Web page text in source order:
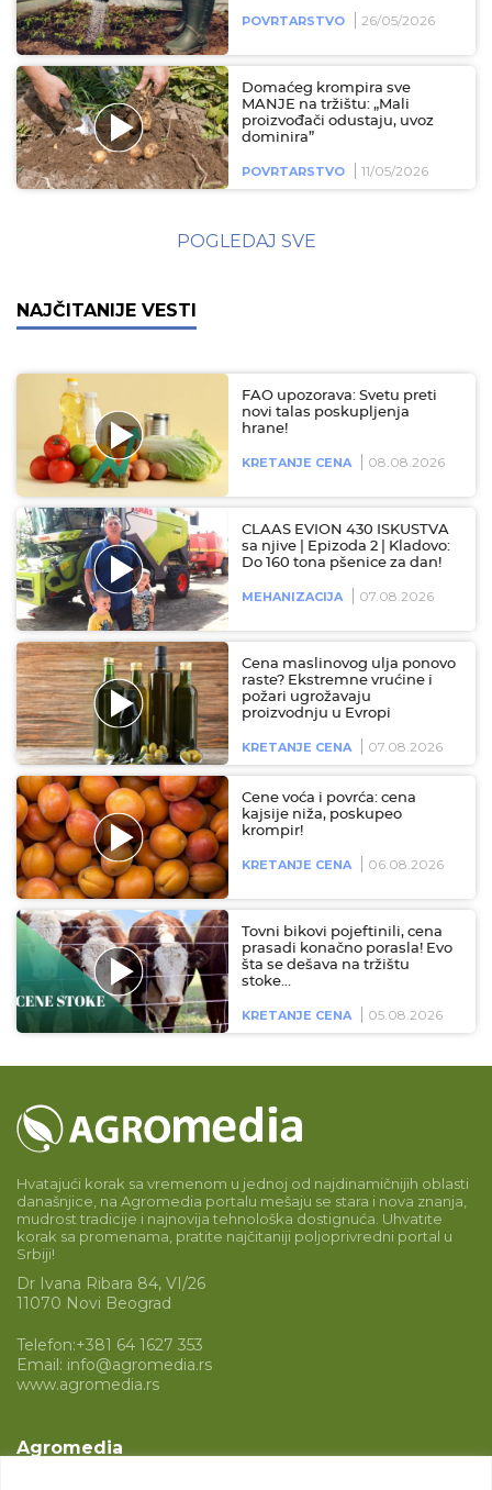
POVRTARSTVO 26/05/2026
Domaćeg krompira sve
MANJE na tržištu: „Mali
proizvođači odustaju, uvoz
dominira”
POVRTARSTVO 11/05/2026
POGLEDAJ SVE
NAJČITANIJE VESTI
FAO upozorava: Svetu preti
novi talas poskupljenja
hrane!
KRETANJE CENA 08.08.2026
CLAAS EVION 430 ISKUSTVA
sa njive | Epizoda 2 | Kladovo:
Do 160 tona pšenice za dan!
MEHANIZACIJA 07.08.2026
Cena maslinovog ulja ponovo
raste? Ekstremne vrućine i
požari ugrožavaju
proizvodnju u Evropi
KRETANJE CENA 07.08.2026
Cene voća i povrća: cena
kajsije niža, poskupeo
krompir!
KRETANJE CENA 06.08.2026
Tovni bikovi pojeftinili, cena
prasadi konačno porasla! Evo
šta se dešava na tržištu
stoke…
KRETANJE CENA 05.08.2026
Hvatajući korak sa vremenom u jednoj od najdinamičnijih oblasti
današnjice, na Agromedia portalu mešaju se stara i nova znanja,
mudrost tradicije i najnovija tehnološka dostignuća. Uhvatite
korak sa promenama, pratite najčitaniji poljoprivredni portal u
Srbiji!
Dr Ivana Ribara 84, VI/26
11070 Novi Beograd
Telefon:+381 64 1627 353
Email: info@agromedia.rs
www.agromedia.rs
Agromedia